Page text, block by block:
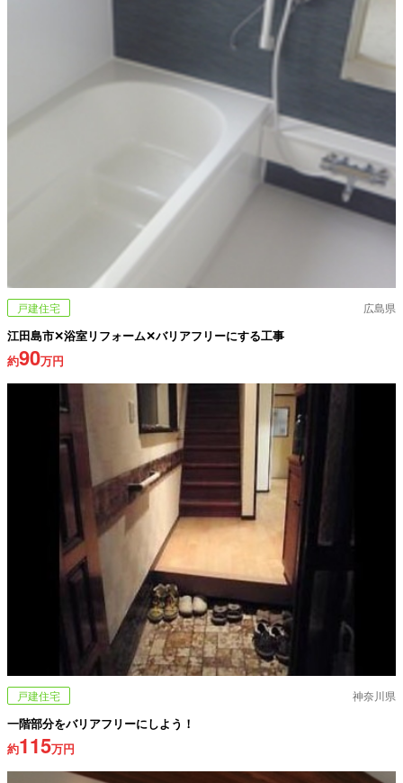
戸建住宅 広島県
江田島市✕浴室リフォーム✕バリアフリーにする工事
約90万円
戸建住宅 神奈川県
一階部分をバリアフリーにしよう！
約115万円